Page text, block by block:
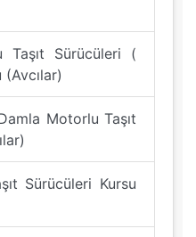
Taşıt Sürücüleri (
(Avcılar)
Motorlu Taşıt
Sürücüleri Kursu